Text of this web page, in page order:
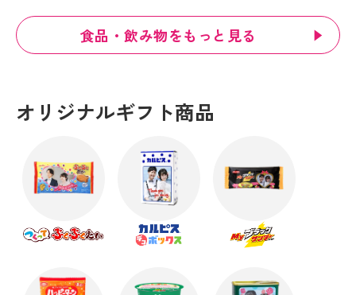
食品・飲み物をもっと見る
オリジナルギフト商品